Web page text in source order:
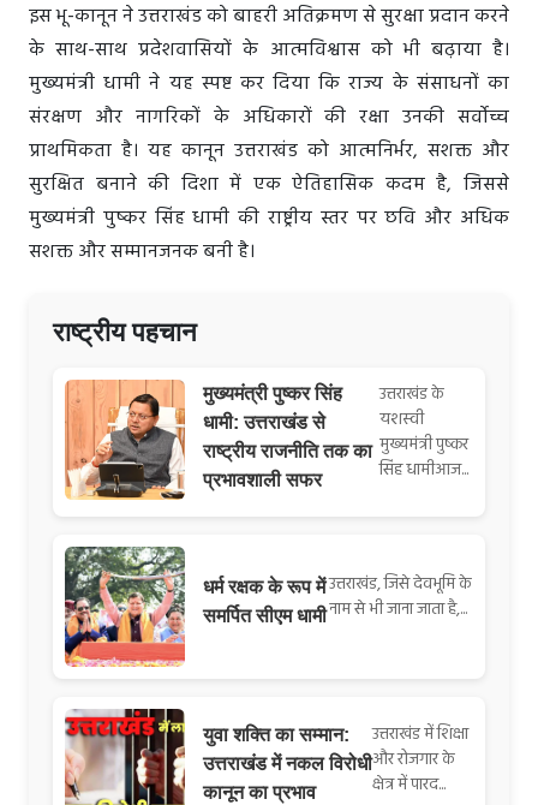
इस भू-कानून ने उत्तराखंड को बाहरी अतिक्रमण से सुरक्षा प्रदान करने
के साथ-साथ प्रदेशवासियों के आत्मविश्वास को भी बढ़ाया है।
मुख्यमंत्री धामी ने यह स्पष्ट कर दिया कि राज्य के संसाधनों का
संरक्षण और नागरिकों के अधिकारों की रक्षा उनकी सर्वोच्च
प्राथमिकता है। यह कानून उत्तराखंड को आत्मनिर्भर, सशक्त और
सुरक्षित बनाने की दिशा में एक ऐतिहासिक कदम है, जिससे
मुख्यमंत्री पुष्कर सिंह धामी की राष्ट्रीय स्तर पर छवि और अधिक
सशक्त और सम्मानजनक बनी है।
राष्ट्रीय पहचान
मुख्यमंत्री पुष्कर सिंह
धामी: उत्तराखंड से
राष्ट्रीय राजनीति तक का
प्रभावशाली सफर
उत्तराखंड के
यशस्वी
मुख्यमंत्री पुष्कर
सिंह धामीआज...
धर्म रक्षक के रूप में
समर्पित सीएम धामी
उत्तराखंड, जिसे देवभूमि के
नाम से भी जाना जाता है,...
युवा शक्ति का सम्मान:
उत्तराखंड में नकल विरोधी
कानून का प्रभाव
उत्तराखंड में शिक्षा
और रोजगार के
क्षेत्र में पारद...